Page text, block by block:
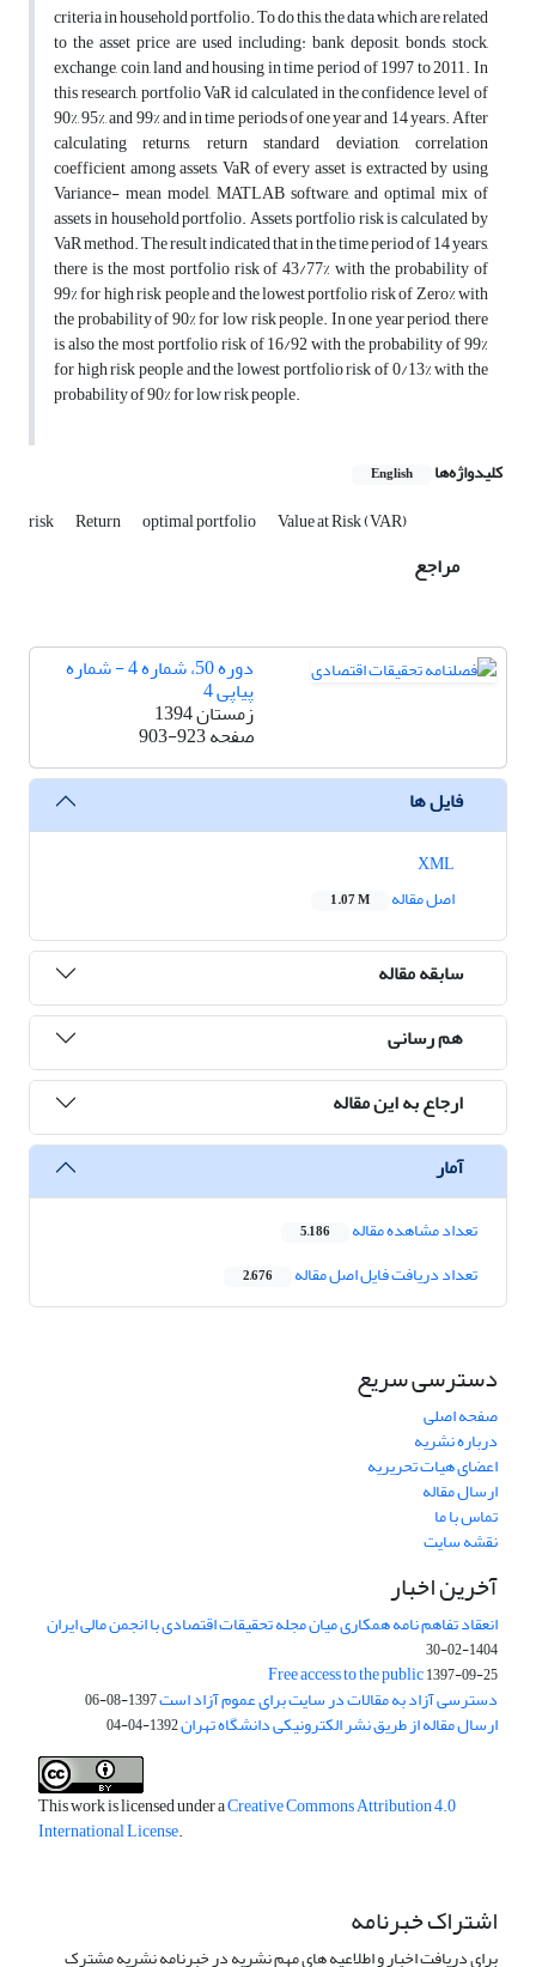
criteria in household portfolio. To do this, the data which are related
to the asset price are used including: bank deposit, bonds, stock,
exchange, coin, land and housing in time period of 1997 to 2011. In
this research, portfolio VaR id calculated in the confidence level of
90%, 95%, and 99% and in time periods of one year and 14 years. After
calculating returns, return standard deviation, correlation
coefficient among assets, VaR of every asset is extracted by using
Variance- mean model, MATLAB software, and optimal mix of
assets in household portfolio. Assets portfolio risk is calculated by
VaR method. The result indicated that in the time period of 14 years,
there is the most portfolio risk of 43/77% with the probability of
99% for high risk people and the lowest portfolio risk of Zero% with
the probability of 90% for low risk people. In one year period, there
is also the most portfolio risk of 16/92 with the probability of 99%
for high risk people and the lowest portfolio risk of 0/13% with the
probability of 90% for low risk people.
کلیدواژه‌ها English
risk Return optimal portfolio Value at Risk (VAR)
مراجع
دوره 50، شماره 4 - شماره
پیاپی 4
زمستان 1394
صفحه903-923
فایل ها
اصل مقاله
1.07 M
سابقه مقاله
هم رسانی
ارجاع به این مقاله
آمار
تعداد مشاهده مقاله 5,186
تعداد دریافت فایل اصل مقاله 2,676
دسترسی سریع
صفحه اصلی
درباره نشریه
اعضای هیات تحریریه
ارسال مقاله
تماس با ما
نقشه سایت
آخرین اخبار
انعقاد تفاهم نامه همکاری میان مجله تحقیقات اقتصادی با انجمن مالی ایران
1404-02-30
Free access to the public1397-09-25
دسترسی آزاد به مقالات در سایت برای عموم آزاد است1397-08-06
ارسال مقاله از طریق نشر الکترونیکی دانشگاه تهران1392-04-04
This work is licensed under aCreative Commons Attribution 4.0
International License.
اشتراک خبرنامه
برای دریافت اخبار و اطلاعیه های مهم نشریه در خبرنامه نشریه مشترک